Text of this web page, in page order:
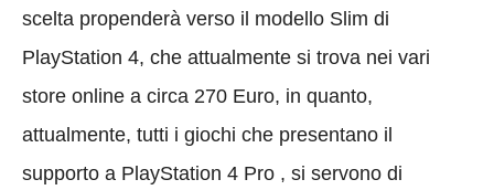
scelta propenderà verso il modello Slim di
PlayStation 4, che attualmente si trova nei vari
store online a circa 270 Euro, in quanto,
attualmente, tutti i giochi che presentano il
supporto a PlayStation 4 Pro , si servono di